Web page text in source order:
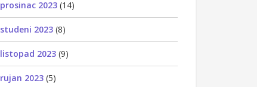
prosinac 2023 (14)
studeni 2023 (8)
listopad 2023 (9)
rujan 2023 (5)